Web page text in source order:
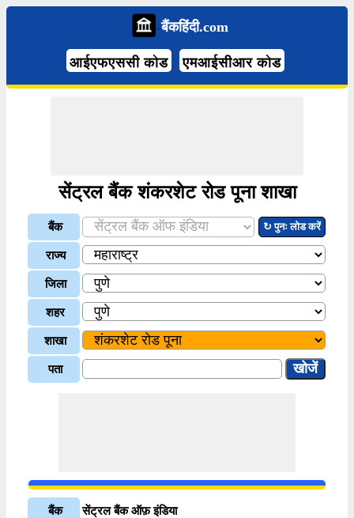
बैंकहिंदी.com
आईएफएससी कोड एमआईसीआर कोड
सेंट्रल बैंक शंकरशेट रोड पूना शाखा
बैंक ↻ पुनः लोड करें
राज्य
जिला
शहर
शाखा
पता
बैंक सेंट्रल बैंक ऑफ़ इंडिया